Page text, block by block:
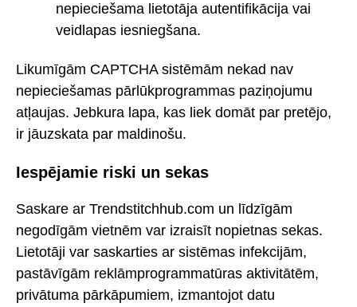
nepieciešama lietotāja autentifikācija vai
veidlapas iesniegšana.
Likumīgām CAPTCHA sistēmām nekad nav
nepieciešamas pārlūkprogrammas paziņojumu
atļaujas. Jebkura lapa, kas liek domāt par pretējo,
ir jāuzskata par maldinošu.
Iespējamie riski un sekas
Saskare ar Trendstitchhub.com un līdzīgām
negodīgām vietnēm var izraisīt nopietnas sekas.
Lietotāji var saskarties ar sistēmas infekcijām,
pastāvīgām reklāmprogrammatūras aktivitātēm,
privātuma pārkāpumiem, izmantojot datu